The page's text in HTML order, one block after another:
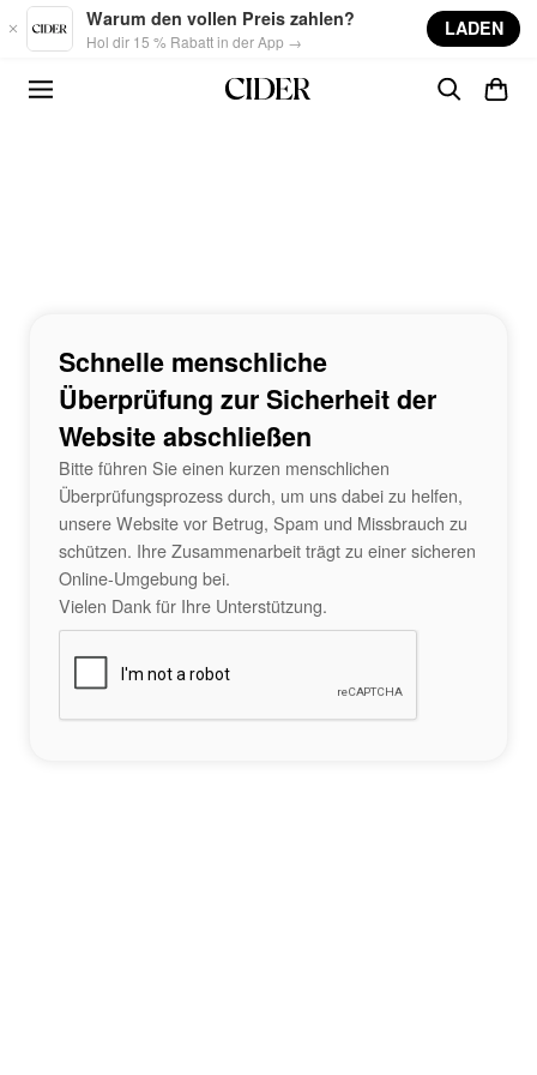
Skip to main content
Warum den vollen Preis zahlen?
Hol dir 15 % Rabatt in der App →
LADEN
Schnelle menschliche
Überprüfung zur Sicherheit der
Website abschließen
Bitte führen Sie einen kurzen menschlichen
Überprüfungsprozess durch, um uns dabei zu helfen,
unsere Website vor Betrug, Spam und Missbrauch zu
schützen. Ihre Zusammenarbeit trägt zu einer sicheren
Online-Umgebung bei.
Vielen Dank für Ihre Unterstützung.